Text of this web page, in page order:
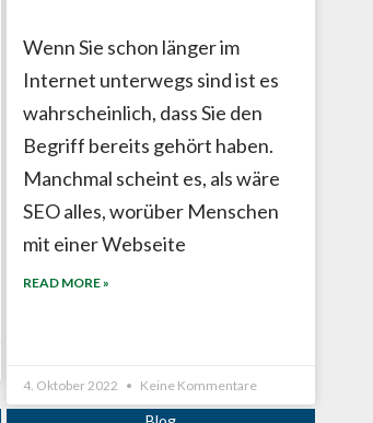
Wenn Sie schon länger im
Internet unterwegs sind ist es
wahrscheinlich, dass Sie den
Begriff bereits gehört haben.
Manchmal scheint es, als wäre
SEO alles, worüber Menschen
mit einer Webseite
READ MORE »
4. Oktober 2022 Keine Kommentare